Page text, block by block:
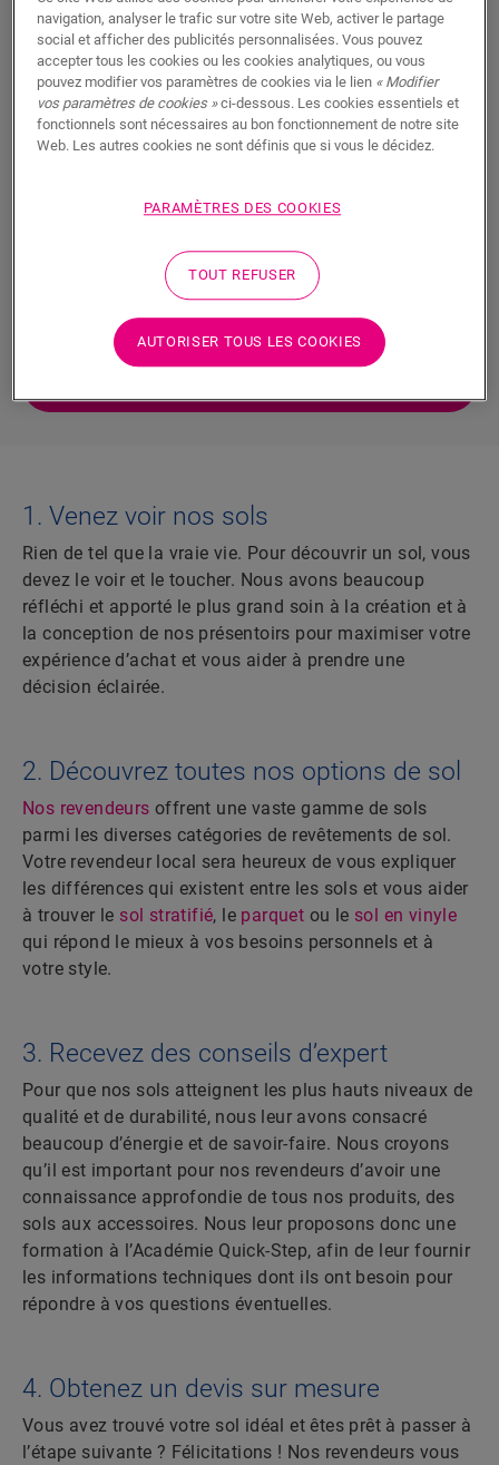
Nos revendeurs vous aideront à
choisir le sol qui vous convient le
mieux
processus intensif et long. Triés sur le volet selon nos
guideront et vous aideront à choisir le sol qui vous
convient. Voici quatre raisons pour lesquelles une
visite chez un revendeur vaut le détour.
1. Venez voir nos sols
Rien de tel que la vraie vie. Pour découvrir un sol, vous
devez le voir et le toucher. Nous avons beaucoup
réfléchi et apporté le plus grand soin à la création et à
la conception de nos présentoirs pour maximiser votre
expérience d’achat et vous aider à prendre une
décision éclairée.
2. Découvrez toutes nos options de sol
Nos revendeurs offrent une vaste gamme de sols
parmi les diverses catégories de revêtements de sol.
Votre revendeur local sera heureux de vous expliquer
les différences qui existent entre les sols et vous aider
à trouver le sol stratifié, le parquet ou le sol en vinyle
qui répond le mieux à vos besoins personnels et à
votre style.
3. Recevez des conseils d’expert
Pour que nos sols atteignent les plus hauts niveaux de
qualité et de durabilité, nous leur avons consacré
beaucoup d’énergie et de savoir-faire. Nous croyons
qu’il est important pour nos revendeurs d’avoir une
connaissance approfondie de tous nos produits, des
sols aux accessoires. Nous leur proposons donc une
formation à l’Académie Quick-Step, afin de leur fournir
les informations techniques dont ils ont besoin pour
répondre à vos questions éventuelles.
4. Obtenez un devis sur mesure
Vous avez trouvé votre sol idéal et êtes prêt à passer à
l’étape suivante ? Félicitations ! Nos revendeurs vous
navigation, analyser le trafic sur votre site Web, activer le partage
social et afficher des publicités personnalisées. Vous pouvez
accepter tous les cookies ou les cookies analytiques, ou vous
pouvez modifier vos paramètres de cookies via le lien « Modifier
vos paramètres de cookies »ci-dessous. Les cookies essentiels et
fonctionnels sont nécessaires au bon fonctionnement de notre site
Web. Les autres cookies ne sont définis que si vous le décidez.
PARAMÈTRES DES COOKIES
TOUT REFUSER
AUTORISER TOUS LES COOKIES